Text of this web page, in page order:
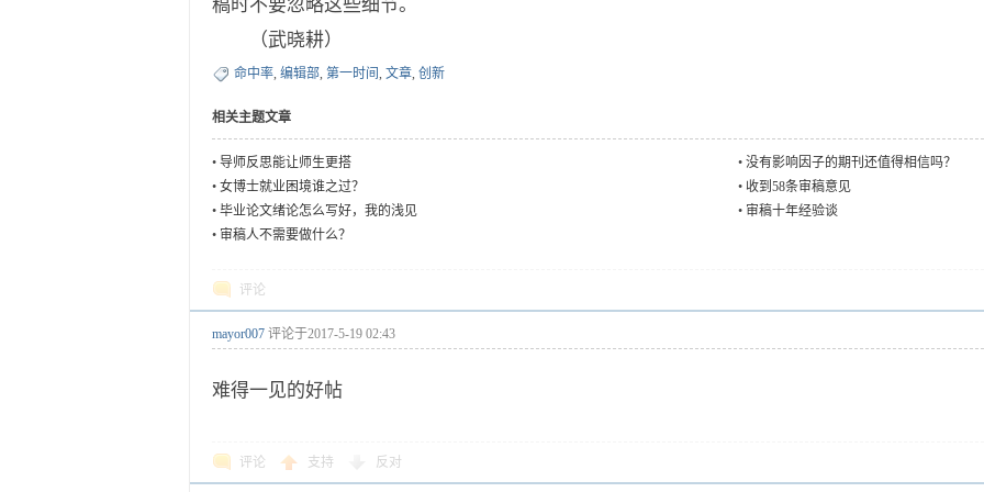
稿时不要忽略这些细节。
（武晓耕）
命中率, 编辑部, 第一时间 , 文章, 创新
相关主题文章
• 导师反思能让师生更搭 • 没有影响因子的期刊还值得相信吗？
• 女博士就业困境谁之过？ • 收到58条审稿意见
• 毕业论文绪论怎么写好，我的浅见 • 审稿十年经验谈
• 审稿人不需要做什么？
评论
mayor007 评论于2017-5-19 02:43
难得一见的好帖
评论 支持 反对